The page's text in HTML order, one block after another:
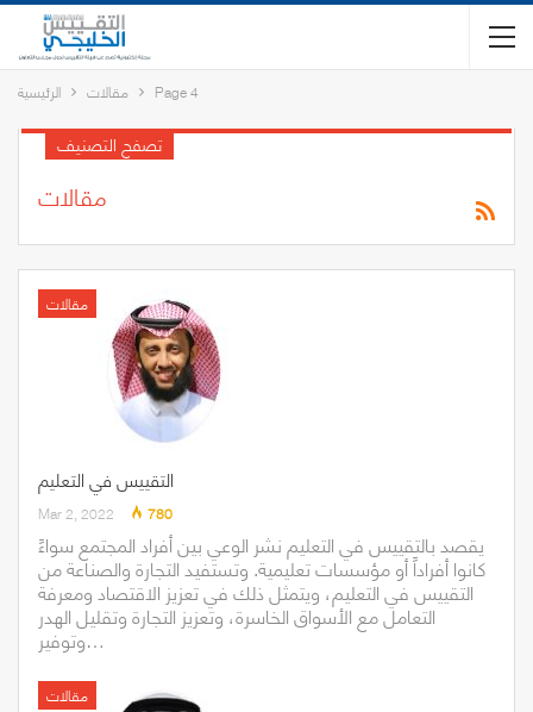
الرئيسية مقالات Page 4
تصفح التصنيف
مقالات
مقالات
التقييس في التعليم
Mar 2, 2022 780
يقصد بالتقييس في التعليم نشر الوعي بين أفراد المجتمع سواءً
كانوا أفراداً أو مؤسسات تعليمية. وتستفيد التجارة والصناعة من
التقييس في التعليم، ويتمثل ذلك في تعزيز الاقتصاد ومعرفة
التعامل مع الأسواق الخاسرة، وتعزيز التجارة وتقليل الهدر
وتوفير…
مقالات